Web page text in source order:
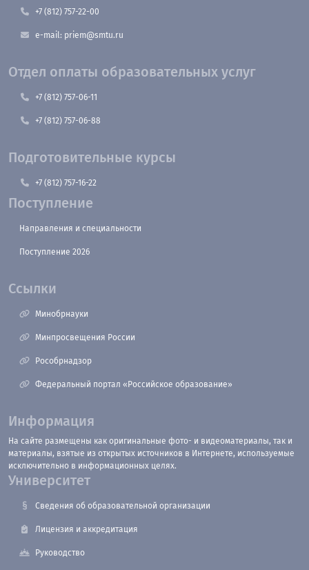
+7 (812) 757-22-00
e-mail: priem@smtu.ru
Отдел оплаты образовательных услуг
+7 (812) 757-06-11
+7 (812) 757-06-88
Подготовительные курсы
+7 (812) 757-16-22
Поступление
Направления и специальности
Поступление 2026
Ссылки
Минобрнауки
Минпросвещения России
Рособрнадзор
Федеральный портал «Российское образование»
Информация
На сайте размещены как оригинальные фото- и видеоматериалы, так и
материалы, взятые из открытых источников в Интернете, используемые
исключительно в информационных целях.
Университет
Сведения об образовательной организации
Лицензия и аккредитация
Руководство